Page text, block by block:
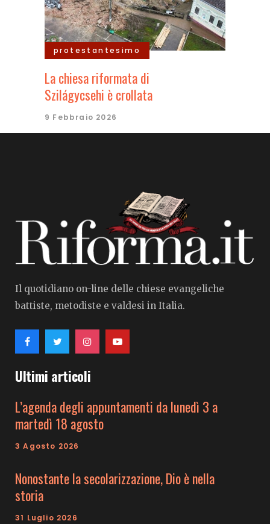
protestantesimo
La chiesa riformata di
Szilágycsehi è crollata
9 Febbraio 2026
Il quotidiano on-line delle chiese evangeliche
battiste, metodiste e valdesi in Italia.
Ultimi articoli
L’agenda degli appuntamenti da lunedì 3 a
martedì 18 agosto
3 Agosto 2026
Nonostante la secolarizzazione, Dio è nella
storia
31 Luglio 2026